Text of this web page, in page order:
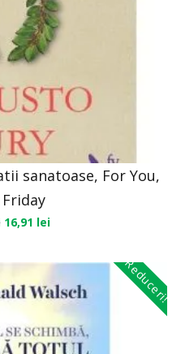
sanatoase, For You,
16,91 lei
Reduceri!